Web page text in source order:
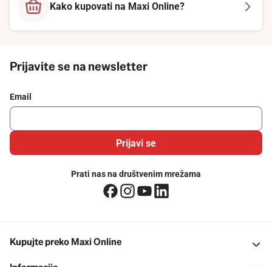
Kako kupovati na Maxi Online?
Prijavite se na newsletter
Email
Prijavi se
Prati nas na društvenim mrežama
Kupujte preko Maxi Online